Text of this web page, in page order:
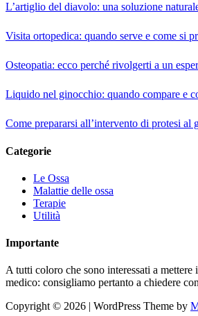
L’artiglio del diavolo: una soluzione
Visita ortopedica: quando serve e come si
Osteopatia: ecco perché rivolgerti a un
Liquido nel ginocchio: quando compare e
Come prepararsi all’intervento di protesi al
Categorie
Le Ossa
Malattie delle ossa
Terapie
Utilità
Importante
A tutti coloro che sono interessati a
medico: consigliamo pertanto a chiedere
Copyright © 2026 | WordPress Theme by